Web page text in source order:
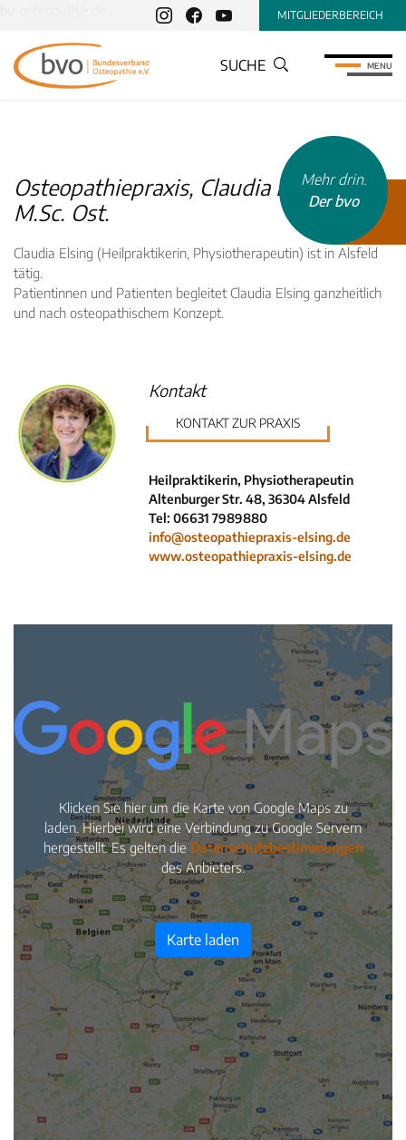
MITGLIEDERBEREICH
SUCHE MENU
Osteopathiepraxis, Claudia Elsing ,
M.Sc. Ost.
Claudia Elsing (Heilpraktikerin, Physiotherapeutin) ist in Alsfeld
tätig.
Patientinnen und Patienten begleitet Claudia Elsing ganzheitlich
und nach osteopathischem Konzept.
Kontakt
KONTAKT ZUR PRAXIS
Heilpraktikerin, Physiotherapeutin
Altenburger Str. 48, 36304 Alsfeld
Tel: 06631 7989880
info@osteopathiepraxis-elsing.de
www.osteopathiepraxis-elsing.de
Klicken Sie hier um die Karte von Google Maps zu
laden. Hierbei wird eine Verbindung zu Google Servern
hergestellt. Es gelten die Datenschutzbestimmungen
des Anbieters.
Karte laden
Mehr drin.
Der bvo
INHALTSTYP
Krankenkassen
Neuigkeiten
Kleinanzeigen
Veranstaltungen